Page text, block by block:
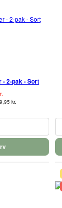
- 2-pak - Sort
kr.